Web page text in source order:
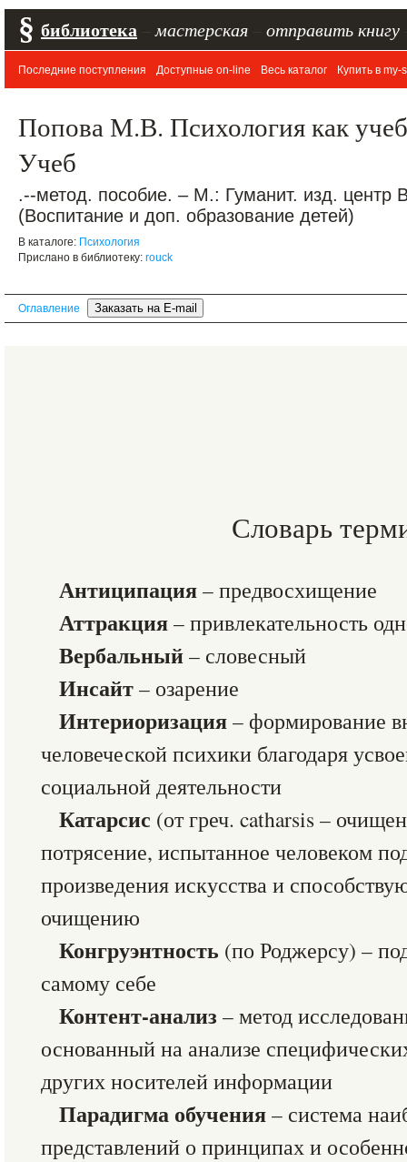
§ библиотека мастерская отправить книгу
Последние поступления Доступные on-line Весь каталог Купить в my-
Попова М.В. Психология как
Учеб
.--метод. пособие. – М.: Гуманит. изд.
(Воспитание и доп. образование детей)
В каталоге: Психология
Прислано в библиотеку: rouck
Оглавление
Словарь
Антиципация– предвосхищение
Аттракция– привлекательность
Вербальный– словесный
Инсайт– озарение
Интериоризация– формирование
человеческой психики благодаря
социальной деятельности
Катарсис (от греч. catharsis –
потрясение, испытанное человеком
произведения искусства и
очищению
Конгруэнтность (по Роджерсу) –
самому себе
Контент-анализ – метод
основанный на анализе
других носителей информации
Парадигма обучения– система
представлений о принципах и